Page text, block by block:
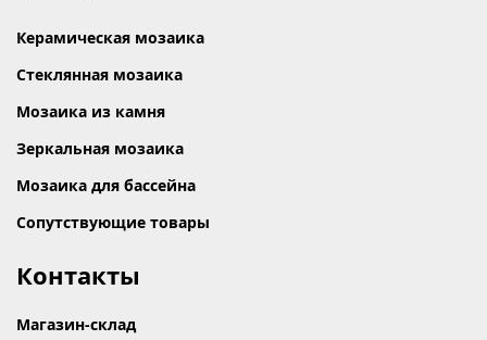
Керамическая мозаика
Стеклянная мозаика
Мозаика из камня
Зеркальная мозаика
Мозаика для бассейна
Сопутствующие товары
Контакты
Магазин-склад